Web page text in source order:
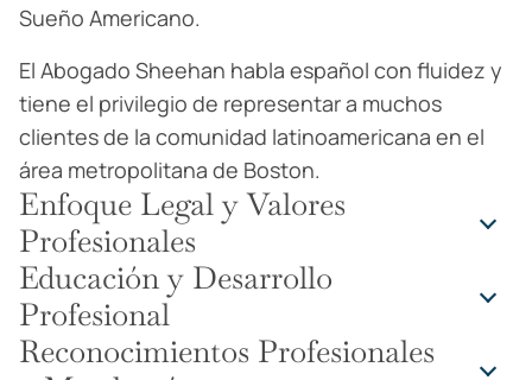
Sueño Americano.
El Abogado Sheehan habla español con fluidez y
tiene el privilegio de representar a muchos
clientes de la comunidad latinoamericana en el
área metropolitana de Boston.
Enfoque Legal y Valores
Profesionales
El Abogado Sheehan ha enfocado su práctica
legal en ayudar a trabajadores lesionados en el
trabajo y a víctimas de accidentes que han sido
Educación y Desarrollo
Profesional
El Abogado Sheehan se graduó de la Facultad de
Reconocimientos Profesionales